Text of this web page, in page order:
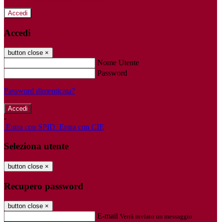
Accedi
Accedi
button close ×
Nome Utente
Password
Password dimenticata?
-
Entra con SPID Entra con CIE
Seleziona utente
button close ×
Recupero password
button close ×
E-mail Verrà inviato un messaggio